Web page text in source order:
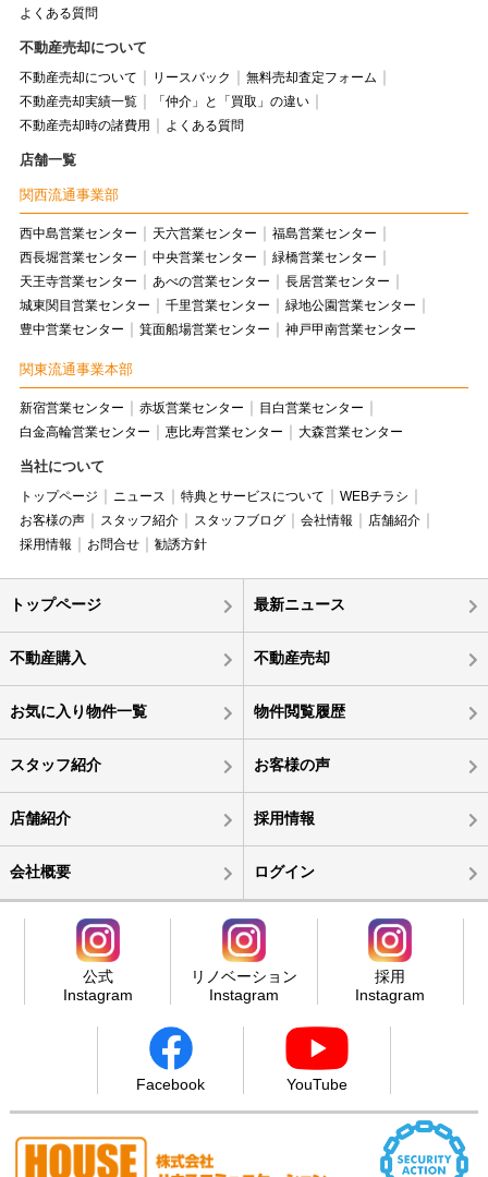
よくある質問
不動産売却について
不動産売却について リースバック
無料売却査定フォーム
不動産売却実績一覧
「仲介」と「買取」の違い
不動産売却時の諸費用
よくある質問
店舗一覧
関西流通事業部
西中島営業センター 天六営業センター
福島営業センター
西長堀営業センター
中央営業センター
緑橋営業センター
天王寺営業センター
あべの営業センター
長居営業センター
城東関目営業センター
千里営業センター
緑地公園営業センター
豊中営業センター
箕面船場営業センター 神戸甲南営業センター
関東流通事業本部
新宿営業センター 赤坂営業センター
目白営業センター
白金高輪営業センター
恵比寿営業センター 大森営業センター
当社について
トップページ ニュース 特典とサービスについて
WEBチラシ
お客様の声
スタッフ紹介 スタッフブログ 会社情報
店舗紹介
採用情報
お問合せ 勧誘方針
トップページ 最新ニュース
不動産購入 不動産売却
お気に入り物件一覧 物件閲覧履歴
スタッフ紹介 お客様の声
店舗紹介 採用情報
会社概要 ログイン
公式
Instagram
リノベーション
Instagram
採用
Instagram
Facebook YouTube